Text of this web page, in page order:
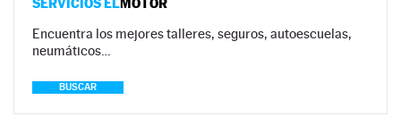
SERVICIOS ELMOTOR
Encuentra los mejores talleres, seguros, autoescuelas,
neumáticos…
BUSCAR